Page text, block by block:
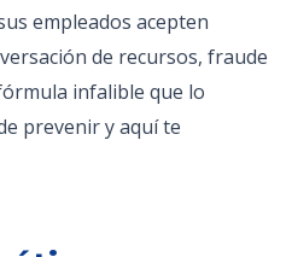
empleados acepten
de recursos, fraude
infalible que lo
prevenir y aquí te